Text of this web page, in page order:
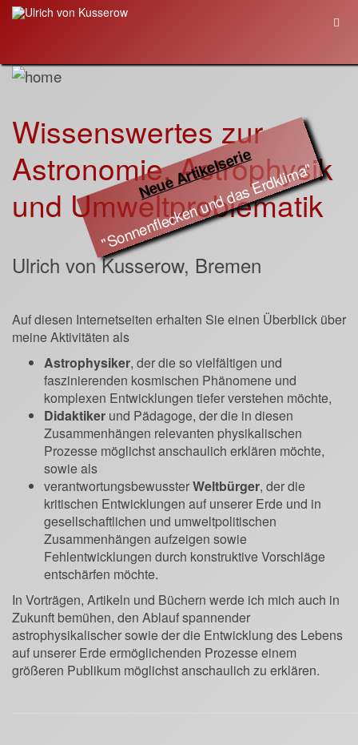
Wissenswertes zur
Astronomie, Astrophysik
und Umweltproblematik
Ulrich von Kusserow, Bremen
Auf diesen Internetseiten erhalten Sie einen Überblick über
meine Aktivitäten als
Astrophysiker, der die so vielfältigen und
faszinierenden kosmischen Phänomene und
komplexen Entwicklungen tiefer verstehen möchte,
Didaktiker und Pädagoge, der die in diesen
Zusammenhängen relevanten physikalischen
Prozesse möglichst anschaulich erklären möchte,
sowie als
verantwortungsbewussterWeltbürger, der die
kritischen Entwicklungen auf unserer Erde und in
gesellschaftlichen und umweltpolitischen
Zusammenhängen aufzeigen sowie
Fehlentwicklungen durch konstruktive Vorschläge
entschärfen möchte.
In Vorträgen, Artikeln und Büchern werde ich mich auch in
Zukunft bemühen, den Ablauf spannender
astrophysikalischer sowie der die Entwicklung des Lebens
auf unserer Erde ermöglichenden Prozesse einem
größeren Publikum möglichst anschaulich zu erklären.
Neue Artikelserie
"
Sonnenflecken und das Erdklima"